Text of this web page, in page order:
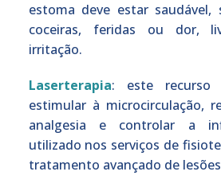
estoma deve estar saudável,
coceiras, feridas ou dor,
irritação.
Laserterapia: este recurso
estimular à microcirculação,
analgesia e controlar a
utilizado nos serviços de
tratamento avançado de